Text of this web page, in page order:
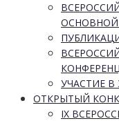
УЧАСТИЕ В
ОТКРЫТЫЙ
IX